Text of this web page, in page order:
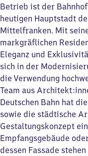
Betrieb ist der
heutigen Hauptstadt
Mittelfranken. Mit
markgräflichen
Eleganz und
sich in der
die Verwendung
Team aus
Deutschen Bahn hat
sowie die städtische
Gestaltungskonzept
Empfangsgebäude
dessen Fassade